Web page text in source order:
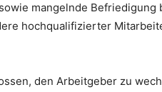
mangelnde Befriedigung
hochqualifizierter
den Arbeitgeber zu